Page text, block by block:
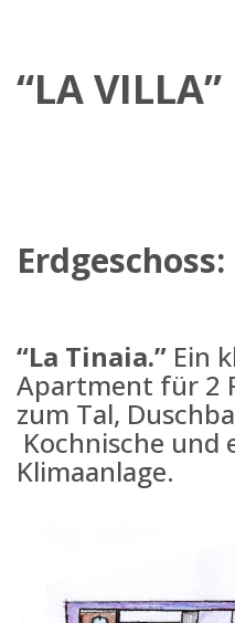
“LA VILLA”
Erdgeschoss:
“La Tinaia.” Ein
Apartment für 2
zum Tal,
Kochnische und
Klimaanlage.